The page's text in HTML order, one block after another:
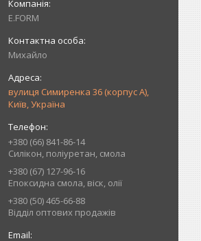
E.FORM
Михайло
вулиця Симиренка 36 (корпус А),
Київ, Україна
+380 (66) 841-86-14
Силікон, поліуретан, смола
+380 (67) 127-96-16
Епоксидна смола, віск, олії
+380 (50) 465-66-88
Відділ оптових продажів